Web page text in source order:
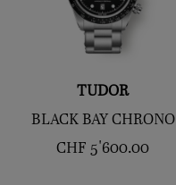
TUDOR
BLACK BAY CHRONO
CHF 5'600.00